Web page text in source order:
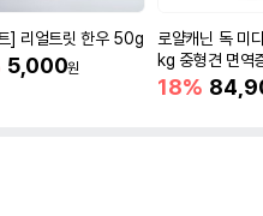
] 리얼트릿 한우 50g
5,000원
로얄캐닌 독 미
kg 중형견 면역
18%